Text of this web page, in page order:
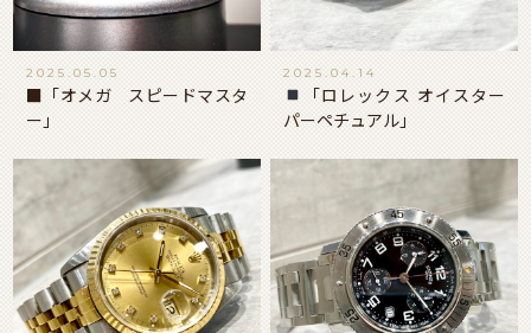
2025.05.05
■「オメガ スピードマスタ
ー」
2025.04.14
「ロレックス オイスター
パーペチュアル」